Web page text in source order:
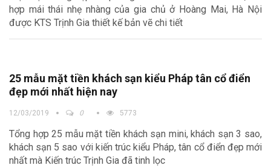
hợp mái thái nhẹ nhàng của gia chủ ở Hoàng Mai, Hà Nội
được KTS Trịnh Gia thiết kế bản vẽ chi tiết
25 mẫu mặt tiền khách sạn kiểu Pháp tân cổ điển
đẹp mới nhất hiện nay
12/03/2019 0 5773
Tổng hợp 25 mẫu mặt tiền khách sạn mini, khách sạn 3 sao,
khách sạn 5 sao với kiến trúc kiểu Pháp, tân cổ điển đẹp mới
nhất mà Kiến trúc Trịnh Gia đã tinh lọc